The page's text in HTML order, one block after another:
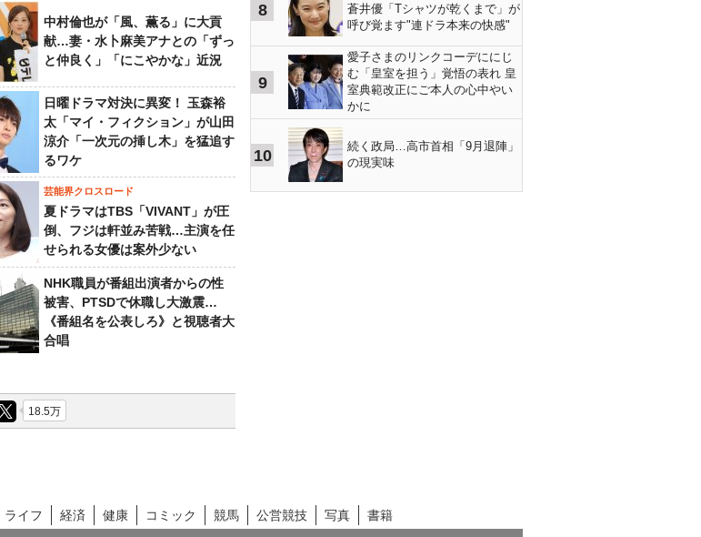
中村倫也が「風、薫る」に大貢
献…妻・水卜麻美アナとの「ずっ
と仲良く」「にこやかな」近況
日曜ドラマ対決に異変！ 玉森裕
太「マイ・フィクション」が山田
涼介「一次元の挿し木」を猛追す
るワケ
芸能界クロスロード
夏ドラマはTBS「VIVANT」が圧
倒、フジは軒並み苦戦…主演を任
せられる女優は案外少ない
NHK職員が番組出演者からの性
被害、PTSDで休職し大激震…
《番組名を公表しろ》と視聴者大
合唱
18.5万
8
蒼井優「Tシャツが乾くまで」が
呼び覚ます"連ドラ本来の快感"
9
愛子さまのリンクコーデににじ
む「皇室を担う」覚悟の表れ 皇
室典範改正にご本人の心中やい
かに
10
続く政局…高市首相「9月退陣」
の現実味
ライフ 経済 健康 コミック 競馬 公営競技 写真
書籍